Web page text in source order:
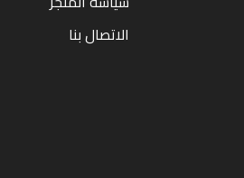
الاتصال بنا